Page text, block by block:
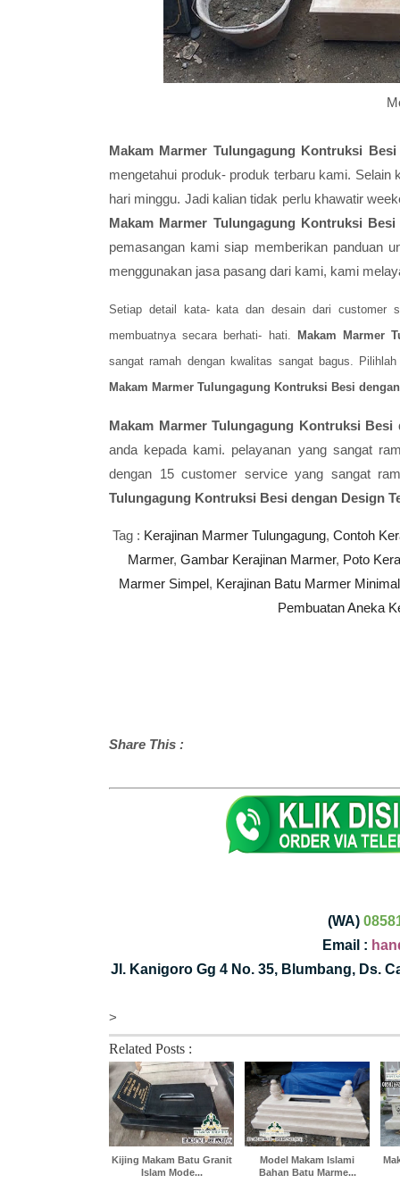
Makam Marmer Tulungagung Kontruksi
mengetahui produk- produk terbaru kami.
hari minggu. Jadi kalian tidak perlu khawatir
Makam Marmer Tulungagung Kontruksi
pemasangan kami siap memberikan panduan
menggunakan jasa pasang dari kami, kami
Setiap detail kata- kata dan desain dari customer
membuatnya secara berhati- hati. Makam Marmer
sangat ramah dengan kwalitas sangat bagus.
Makam Marmer Tulungagung Kontruksi Besi
Makam Marmer Tulungagung Kontruksi Besi
anda kepada kami. pelayanan yang sangat
dengan 15 customer service yang sangat
Tulungagung Kontruksi Besi dengan Design
Tag : Kerajinan Marmer Tulungagung, Contoh
Marmer, Gambar Kerajinan Marmer, Poto
Marmer Simpel, Kerajinan Batu Marmer
Pembuatan Aneka
Share This :
(WA)
Email :
Jl. Kanigoro Gg 4 No. 35, Blumbang, Ds.
>
Related Posts :
Kijing Makam Batu Granit
Islam Mode...
Model Makam Islami
Bahan Batu Marme...